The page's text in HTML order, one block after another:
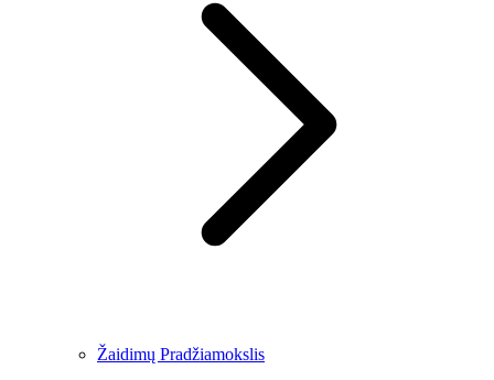
Žaidimų Pradžiamokslis